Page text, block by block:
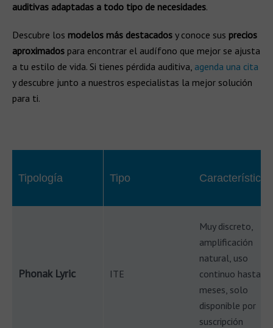
auditivas adaptadas a todo tipo de necesidades.
Descubre los modelos más destacados y conoce sus precios
aproximados para encontrar el audífono que mejor se ajusta
a tu estilo de vida. Si tienes pérdida auditiva, agenda una cita
y descubre junto a nuestros especialistas la mejor solución
para ti.
Tipología Tipo Características
Phonak Lyric ITE
Muy discreto,
amplificación
natural, uso
continuo hasta 4
meses, solo
disponible por
suscripción